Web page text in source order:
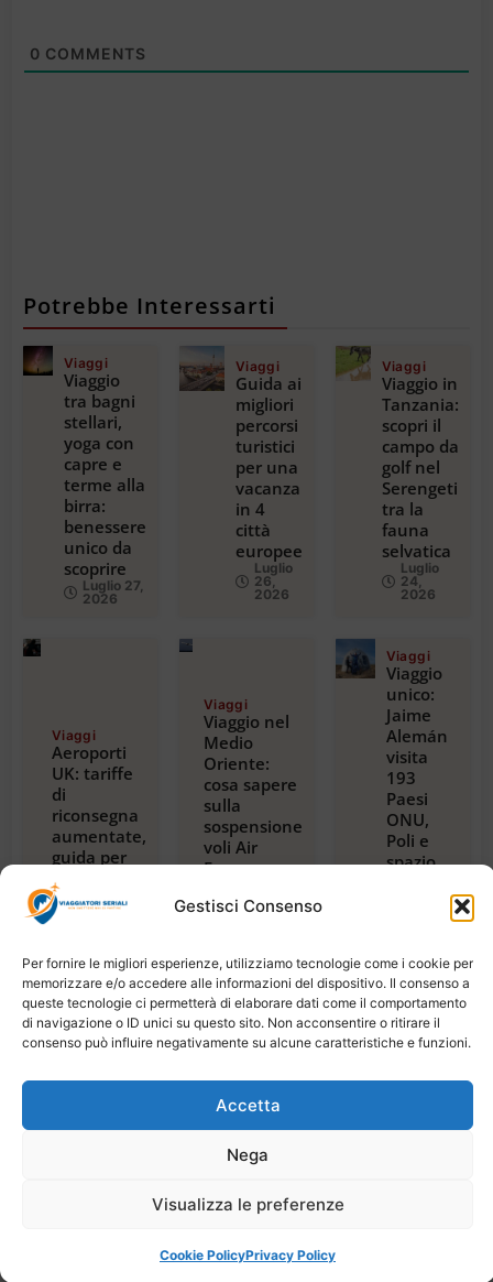
Gestisci Consenso
Per fornire le migliori esperienze, utilizziamo tecnologie come i cookie per
memorizzare e/o accedere alle informazioni del dispositivo. Il consenso a
queste tecnologie ci permetterà di elaborare dati come il comportamento
di navigazione o ID unici su questo sito. Non acconsentire o ritirare il
consenso può influire negativamente su alcune caratteristiche e funzioni.
Accetta
Nega
Visualizza le preferenze
Cookie PolicyPrivacy Policy
0 COMMENTS
Potrebbe Interessarti
Viaggi
Viaggio
tra bagni
stellari,
yoga con
capre e
terme alla
birra:
benessere
unico da
scoprire
Luglio 27,
2026
Viaggi
Guida ai
migliori
percorsi
turistici
per una
vacanza
in 4
città
europee
Luglio
26,
2026
Viaggi
Viaggio in
Tanzania:
scopri il
campo da
golf nel
Serengeti
tra la
fauna
selvatica
Luglio
24,
2026
Viaggi
Aeroporti
UK: tariffe
di
riconsegna
aumentate,
guida per
viaggiatori
2024
Viaggi
Viaggio nel
Medio
Oriente:
cosa sapere
sulla
sospensione
voli Air
France per
Dubai e
2026
Viaggi
Viaggio
unico:
Jaime
Alemán
visita
193
Paesi
ONU,
Poli e
spazio,
Tanzania
Luglio
21,
2026
Copyright © 2026 Viaggiatori Seriali | Powered by
Digiweb